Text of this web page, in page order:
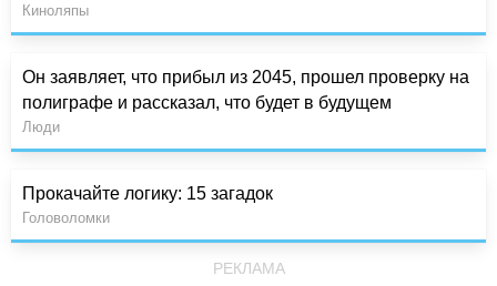
Киноляпы
Он заявляет, что прибыл из 2045, прошел проверку на
полиграфе и рассказал, что будет в будущем
Люди
Прокачайте логику: 15 загадок
Головоломки
РЕКЛАМА